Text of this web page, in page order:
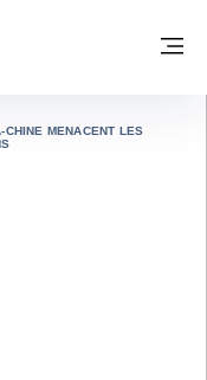
- PAGE
MENACENT LES